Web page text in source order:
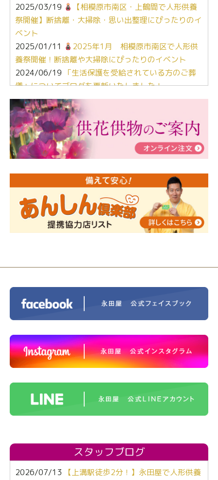
2025/03/19
【相模原市南区・上鶴間で人形供養
祭開催】断捨離・大掃除・思い出整理にぴったりのイ
ベント
2025/01/11
2025年1月 相模原市南区で人形供
養祭開催！断捨離や大掃除にぴったりのイベント
2024/06/19 「生活保護を受給されている方のご葬
儀」についてブログを更新いたしました！
2024/03/06【終活なるほど教室】「マンガで学
ぶ！はじめてのお葬式」小さな家族葬ハウス®町田成
瀬 ご参加ありがとうございました！
2024/01/19令和6年能登半島地震災害の寄付のご報
告
人形供養 寄付のご報告
2023/12/16終活なるほど教室＠小さな家族葬ハウ
ス®上鶴間 エンディングノートを書いてみよう！
2023/11/29 永田屋創業110周年記念式典 レンブラ
ントホテル東京町田
スタッフブログ
2026/07/13 【上溝駅徒歩2分！】永田屋で人形供養